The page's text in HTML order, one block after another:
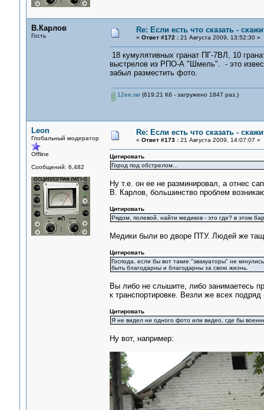
В.Карлов
Гость
Re: Если есть что сказать -
« Ответ #172 :21 Августа 2009, 13:52:30 »
18 кумулятивных гранат ПГ-7ВЛ, 10
выстрелов из РПО-А "Шмель". - это
забыл разместить фото.
12ee.rar(619.21 Кб - загружено 1847 раз.)
Leon
Глобальный модератор
Offline
Сообщений: 6,482
Re: Если есть что сказать -
« Ответ #173 :21 Августа 2009, 14:07:07 »
Цитировать
Город под обстрелом...
Ну т.е. он ее не разминировал, а отнес
В. Карлов, большинство проблем
Цитировать
Рядом, полевой, найти медиков - это где? в этом
Медики были во дворе ПТУ. Людей же
Цитировать
Господа, если бы вот такие "эвакуаторы" не
быть благодарны и благодарны за свою жизнь.
Вы либо не слышите, либо занимаетесь
к транспортировке. Везли же всех
Цитировать
Я не видел ни одного фото или видео, где бы
Ну вот, например: